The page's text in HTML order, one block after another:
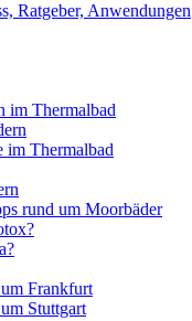
Ratgeber, Anwendungen
im Thermalbad
im Thermalbad
rund um Moorbäder
Frankfurt
Stuttgart